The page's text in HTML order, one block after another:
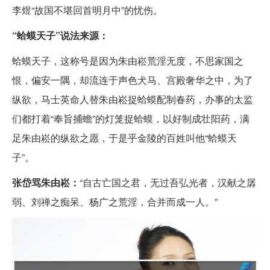
李煜“故国不堪回首明月中”的忧伤。
“蛤蟆天子”说法来源：
蛤蟆天子，这称号是因为朱由崧荒淫无度，不思家国之
恨，偏安一隅，却流连于声色犬马、宫殿奢华之中，为了
纵欲，马士英命人替朱由崧捉蛤蟆配制春药，办事的太监
们都打着“奉旨捕蟾”的灯笼捉蛤蟆，以好制成壮阳药，满
足朱由崧的纵欲之愿，于是乎金陵的百姓叫他“蛤蟆天
子”。
张岱骂朱由崧： “自古亡国之君，无过吾弘光者，汉献之孱
弱、刘禅之痴呆、杨广之荒淫，合并而成一人。”